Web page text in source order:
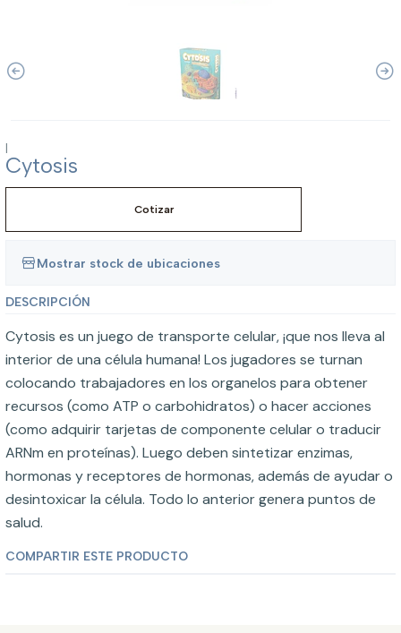
|
Cytosis
Cotizar
Mostrar stock de ubicaciones
DESCRIPCIÓN
Cytosis es un juego de transporte celular, ¡que nos lleva al
interior de una célula humana! Los jugadores se turnan
colocando trabajadores en los organelos para obtener
recursos (como ATP o carbohidratos) o hacer acciones
(como adquirir tarjetas de componente celular o traducir
ARNm en proteínas). Luego deben sintetizar enzimas,
hormonas y receptores de hormonas, además de ayudar o
desintoxicar la célula. Todo lo anterior genera puntos de
salud.
COMPARTIR ESTE PRODUCTO